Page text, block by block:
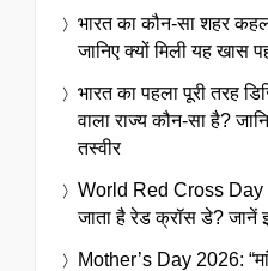
भारत का कौन-सा शहर
जानिए क्यों मिली यह खास
भारत का पहला पूरी तरह
वाला राज्य कौन-सा है?
तस्वीर
World Red Cross Day
जाता है रेड क्रॉस डे? जानें
Mother’s Day 2026: